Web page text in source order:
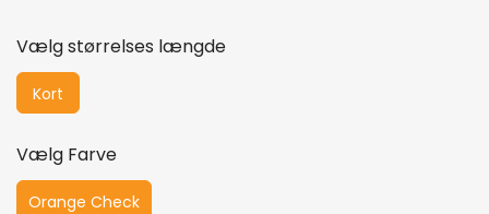
Vælg størrelses længde
Kort
Vælg Farve
Orange Check